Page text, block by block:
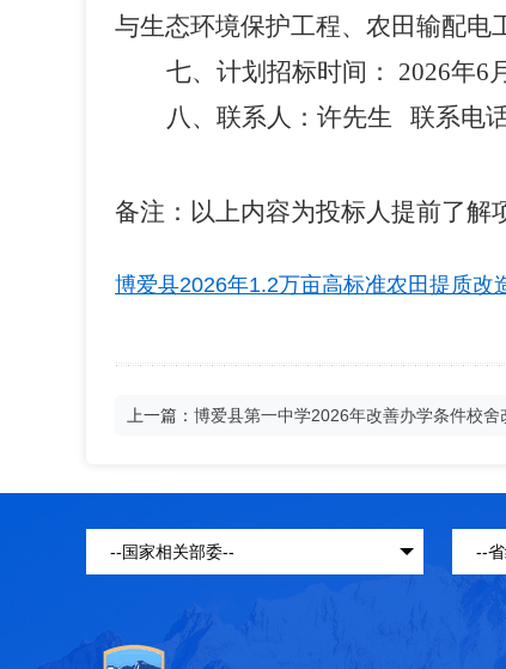
与生态环境保护工程、农田输配电
七、计划招标时间：
2026年6月
八、联系人： 许先生 联系电
备注：以上内容为投标人提前了解
博爱县2026年1.2万亩高标准农田提质改
上一篇： 博爱县第一中学2026年改善办学条件校舍